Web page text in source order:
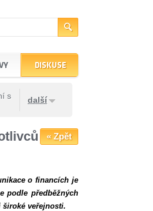
s
další
DISKUSE
« Zpět
o financích je
podle předběžných
široké veřejnosti.